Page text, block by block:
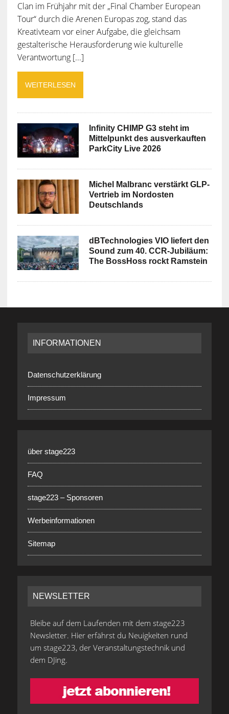
Clan im Frühjahr mit der „Final Chamber European
Tour“ durch die Arenen Europas zog, stand das
Kreativteam vor einer Aufgabe, die gleichsam
gestalterische Herausforderung wie kulturelle
Verantwortung [...]
WEITERLESEN
Infinity CHIMP G3 steht im
Mittelpunkt des ausverkauften
ParkCity Live 2026
Michel Malbranc verstärkt GLP-
Vertrieb im Nordosten
Deutschlands
dBTechnologies VIO liefert den
Sound zum 40. CCR-Jubiläum:
The BossHoss rockt Ramstein
INFORMATIONEN
Datenschutzerklärung
Impressum
über stage223
FAQ
stage223 – Sponsoren
Werbeinformationen
Sitemap
NEWSLETTER
Bleibe auf dem Laufenden mit dem stage223
Newsletter. Hier erfährst du Neuigkeiten rund
um stage223, der Veranstaltungstechnik und
dem DJing.